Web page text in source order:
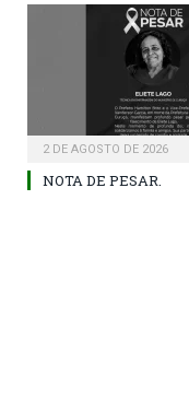
2 DE AGOSTO DE 2026
NOTA DE PESAR.